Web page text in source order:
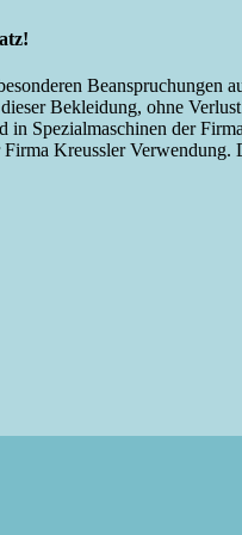
Beanspruchungen
Bekleidung, ohne
Spezialmaschinen der
Kreussler